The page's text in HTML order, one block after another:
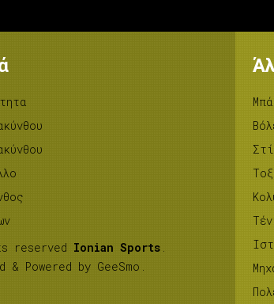
reserved Ionian Sports .
& Powered by GeeSmo .